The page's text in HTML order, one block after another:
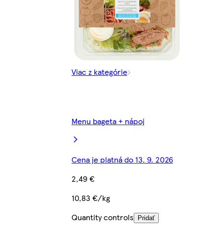
Viac z kategórie
Menu bageta + nápoj
Cena je platná do 13. 9. 2026
2,49 €
10,83 €/kg
Quantity controls
Pridať